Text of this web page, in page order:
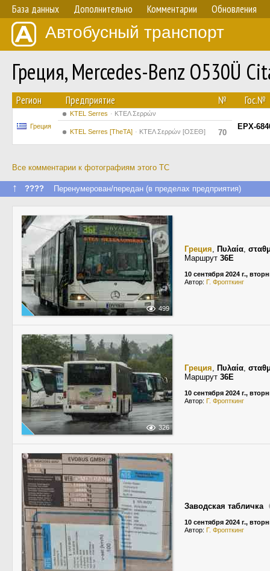
База данных Дополнительно Комментарии Обновления
Автобусный транспорт
Греция, Mercedes-Benz O530Ü
Регион Предприятие № Гос.№
Греция
KTEL Serres ΚΤΕΛ Σερρών
EPX-
KTEL Serres [TheTA] ΚΤΕΛ Σερρών [ΟΣΕΘ] 70
Все комментарии к фотографиям этого ТС
↑ ???? Перенумерован/передан (в пределах предприятия)
499
Греция, Πυλαία,
Маршрут 36E
10 сентября 2024 г.,
Автор: Г. Фропткинг
326
Греция, Πυλαία,
Маршрут 36E
10 сентября 2024 г.,
Автор: Г. Фропткинг
Заводская табличка
10 сентября 2024 г.,
Автор: Г. Фропткинг